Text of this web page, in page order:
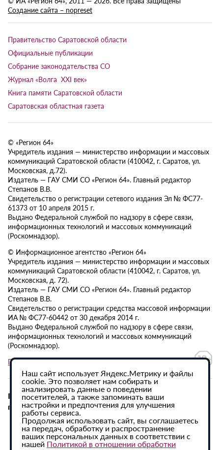
Создание сайта – nopreset
Правительство Саратовской области
Официальные публикации
Собрание законодательства СО
Журнал «Волга XXI век»
Книга памяти Саратовской области
Саратовская областная газета
© «Регион 64»
Учредитель издания — министерство информации и массовых
коммуникаций Саратовской области (410042, г. Саратов, ул.
Московская, д.72).
Издатель — ГАУ СМИ СО «Регион 64». Главный редактор
Степанов В.В.
Свидетельство о регистрации сетевого издания Эл № ФС77-
61373 от 10 апреля 2015 г.
Выдано Федеральной службой по надзору в сфере связи,
информационных технологий и массовых коммуникаций
(Роскомнадзор).
© Информационное агентство «Регион 64»
Учредитель издания — министерство информации и массовых
коммуникаций Саратовской области (410042, г. Саратов, ул.
Московская, д. 72).
Издатель — ГАУ СМИ СО «Регион 64». Главный редактор
Степанов В.В.
Свидетельство о регистрации средства массовой информации
ИА № ФС77-60442 от 30 декабря 2014 г.
Выдано Федеральной службой по надзору в сфере связи,
информационных технологий и массовых коммуникаций
(Роскомнадзор).
Политика в отношении обработки персональных данных
При использовании материалов сайта активная
гиперссылка на ИА «Регион 64» обязательна.
Наш сайт использует Яндекс.Метрику и файлы
cookie. Это позволяет нам собирать и
анализировать данные о поведении
посетителей, а также запоминать ваши
настройки и предпочтения для улучшения
работы сервиса.
Продолжая использовать сайт, вы соглашаетесь
на передач, обработку и распространение
ваших персональных данных в соответствии с
нашей Политикой в отношении обработки